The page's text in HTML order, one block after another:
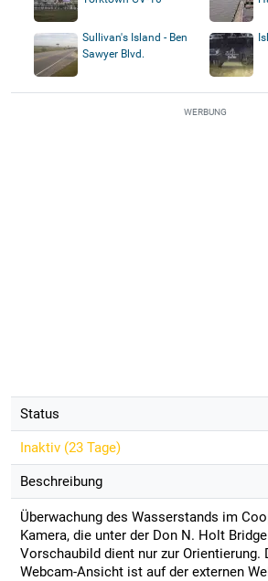
Sullivan's Island - Ben
Sawyer Blvd.
WERBUNG
Status
Inaktiv (23 Tage)
Beschreibung
Überwachung des Wasserstands im
Kamera, die unter der Don N. Holt
Vorschaubild dient nur zur Orientierung.
Webcam-Ansicht ist auf der externen